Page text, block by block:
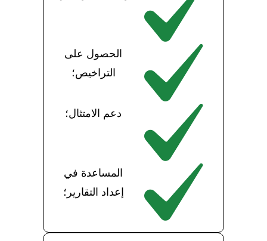
الحصول على
التراخيص؛
دعم الامتثال؛
المساعدة في
إعداد التقارير؛